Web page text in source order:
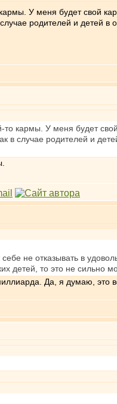
У меня будет свой
родителей и детей в
кармы. У меня будет
в случае родителей и
не отказывать в
детей, то это не сильно
Да, я думаю, это